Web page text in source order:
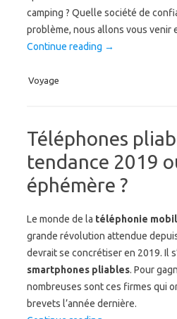
camping ? Quelle société de
problème, nous allons vous venir
Continue reading →
Voyage
Téléphones
tendance 2019
éphémère ?
Le monde de la téléphonie
grande révolution attendue
devrait se concrétiser en 2019. Il
smartphones pliables. Pour
nombreuses sont ces firmes qui
brevets l’année dernière.